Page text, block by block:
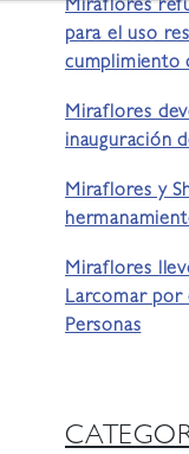
Miraflores
para el uso
cumplimiento
Miraflores
inauguración
Miraflores y
Miraflores
Larcomar por
Personas